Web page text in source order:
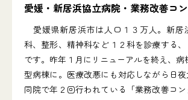
愛媛・新居浜協立病院・業務改善コ
愛媛県新居浜市は人口１３万人。新居
科、整形、精神科など１２科を診療する
です。昨年１月にリニューアルを終え、病
型病棟に。医療改悪にも対応しながら日夜
同院で年２回行われている「業務改善コン